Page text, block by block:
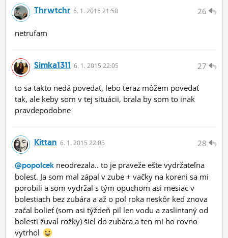
26
Thrwtchr 6. 1. 2015 21:50
netrufam
27
Simka1311 6. 1. 2015 22:05
to sa takto nedá povedať, lebo teraz môžem povedať
tak, ale keby som v tej situácii, brala by som to inak
pravdepodobne
28
Kittan 6. 1. 2015 22:05
@popolcek neodrezala.. to je praveže ešte vydržateľna
bolesť. Ja som mal zápal v zube + vačky na koreni sa mi
porobili a som vydržal s tým opuchom asi mesiac v
bolestiach bez zubára a až o pol roka neskôr keď znova
začal bolieť (som asi týždeň pil len vodu a zaslintaný od
bolesti žuval rožky) šiel do zubára a ten mi ho rovno
vytrhol